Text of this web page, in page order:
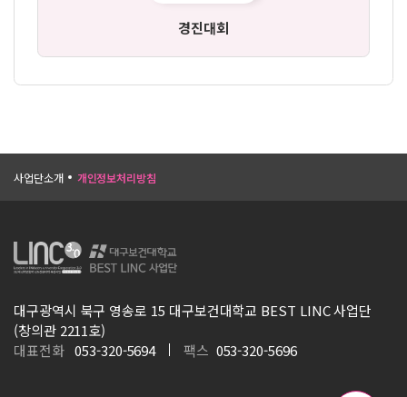
경진대회
사업단소개 개인정보처리방침
대구광역시 북구 영송로 15 대구보건대학교 BEST LINC 사업단
(창의관 2211호)
대표전화 053-320-5694 팩스 053-320-5696